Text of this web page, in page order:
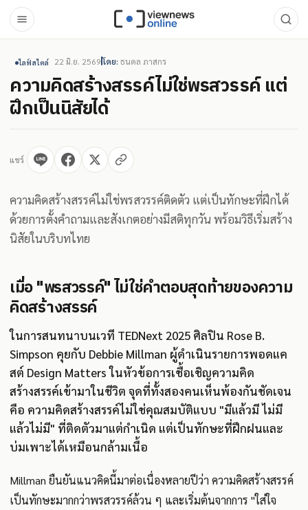
ไลฟ์สไตล์ 22 มิ.ย. 2569โดย: ธนดล ภาสกร
ความคิดสร้างสรรค์ไม่ใช่พรสวรรค์ แต่
ฝึกเป็นนิสัยได้
แชร์
ความคิดสร้างสรรค์ไม่ใช่พรสวรรค์ติดตัว แต่เป็นทักษะที่ฝึกได้
ด้วยการตั้งคำถามและสังเกตอย่างมีสติทุกวัน พร้อมวิธีเริ่มสร้าง
นิสัยในบริบทไทย
เมื่อ "พรสวรรค์" ไม่ใช่คำตอบสุดท้ายของความ
คิดสร้างสรรค์
ในการสนทนาบนเวที TEDNext 2025 ศิลปิน Rose B.
Simpson คุยกับ Debbie Millman ผู้ดำเนินรายการพอดแค
สต์ Design Matters ในหัวข้อการเชื้อเชิญความคิด
สร้างสรรค์เข้ามาในชีวิต จุดที่ทั้งสองคนเห็นพ้องกันชัดเจน
คือ ความคิดสร้างสรรค์ไม่ใช่คุณสมบัติแบบ "มีแล้วมี ไม่มี
แล้วไม่มี" ที่ติดตัวมาแต่กำเนิด แต่เป็นทักษะที่ฝึกฝนและ
บ่มเพาะได้เหมือนกล้ามเนื้อ
Millman ยืนยันแนวคิดนี้มาต่อเนื่องหลายปีว่า ความคิดสร้างสรรค์
เป็นทักษะมากกว่าพรสวรรค์ล้วน ๆ และเริ่มต้นจากการ "ใส่ใจ